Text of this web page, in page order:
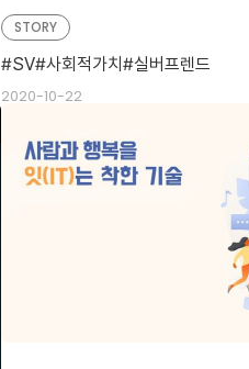
2020-10-22
STORY
SV 사회적가치 실버프렌드